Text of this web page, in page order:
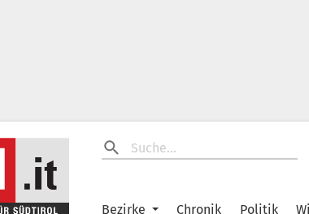
Bezirke Chronik Politik